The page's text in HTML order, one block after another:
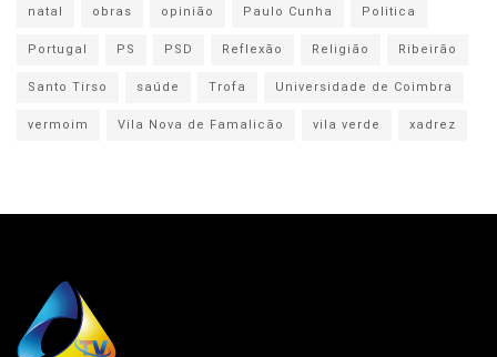
natal
obras opinião Paulo Cunha
Politica
Portugal
PS PSD Reflexão Religião
Ribeirão
Santo Tirso
saúde Trofa
Universidade de Coimbra
vermoim
Vila Nova de Famalicão vila verde xadrez